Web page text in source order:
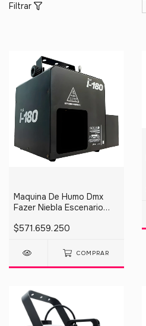
Filtrar
Maquina De Humo Dmx
Fazer Niebla Escenario
$571.659.250
COMPRAR